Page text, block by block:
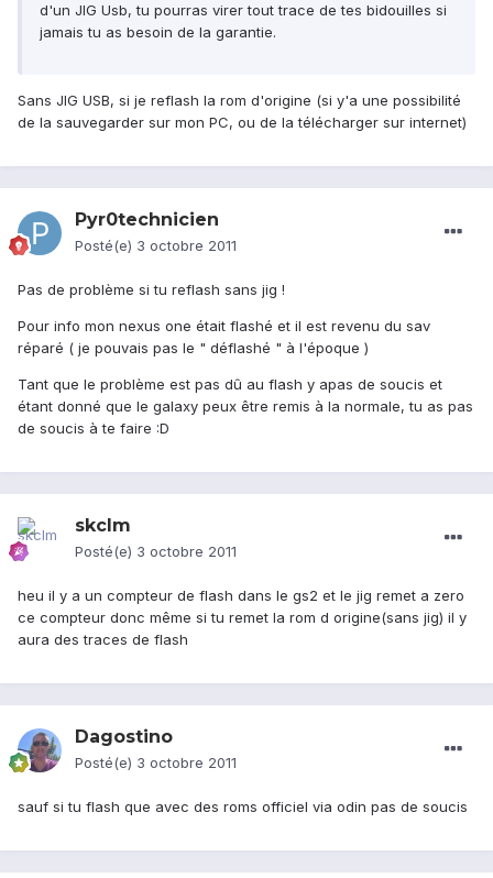
d'un JIG Usb, tu pourras virer tout trace de tes bidouilles si
jamais tu as besoin de la garantie.
Sans JIG USB, si je reflash la rom d'origine (si y'a une possibilité
de la sauvegarder sur mon PC, ou de la télécharger sur internet)
Pyr0technicien
Posté(e) 3 octobre 2011
Pas de problème si tu reflash sans jig !
Pour info mon nexus one était flashé et il est revenu du sav
réparé ( je pouvais pas le " déflashé " à l'époque )
Tant que le problème est pas dû au flash y apas de soucis et
étant donné que le galaxy peux être remis à la normale, tu as pas
de soucis à te faire :D
skclm
Posté(e) 3 octobre 2011
heu il y a un compteur de flash dans le gs2 et le jig remet a zero
ce compteur donc même si tu remet la rom d origine(sans jig) il y
aura des traces de flash
Dagostino
Posté(e) 3 octobre 2011
sauf si tu flash que avec des roms officiel via odin pas de soucis